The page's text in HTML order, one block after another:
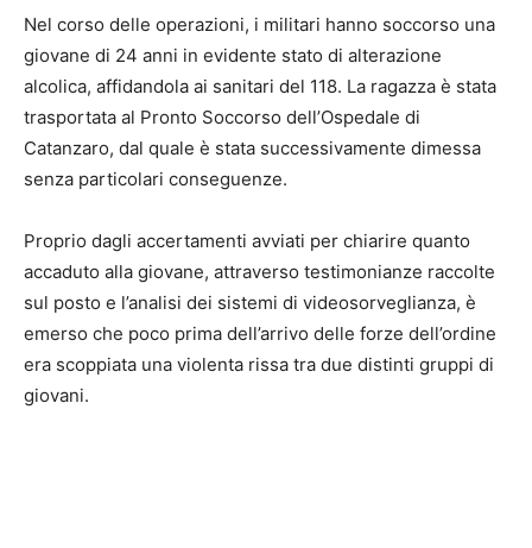
Nel corso delle operazioni, i militari hanno soccorso una
giovane di 24 anni in evidente stato di alterazione
alcolica, affidandola ai sanitari del 118. La ragazza è stata
trasportata al Pronto Soccorso dell’Ospedale di
Catanzaro, dal quale è stata successivamente dimessa
senza particolari conseguenze.
Proprio dagli accertamenti avviati per chiarire quanto
accaduto alla giovane, attraverso testimonianze raccolte
sul posto e l’analisi dei sistemi di videosorveglianza, è
emerso che poco prima dell’arrivo delle forze dell’ordine
era scoppiata una violenta rissa tra due distinti gruppi di
giovani.